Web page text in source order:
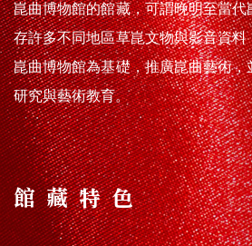
崑曲博物館的館藏，可謂晚明至當
存許多不同地區草崑文物與影音資料
崑曲博物館為基礎，推廣崑曲藝術，
研究與藝術教育。
館藏特色